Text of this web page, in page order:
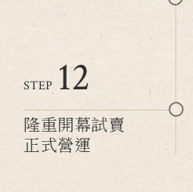
STEP 12
隆重開幕試賣
正式營運